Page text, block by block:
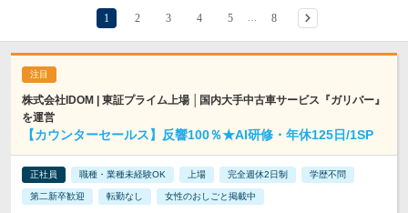
1 2 3 4 5 8
株式会社IDOM | 東証プライム上場 │国内大手中古車サービス『ガリバー』
を運営
【カウンターセールス】反響100％★AI研修・年休125日/1SP
正社員 職種・業種未経験OK 上場 完全週休2日制 学歴不問
第二新卒歓迎 転勤なし 女性のおしごと掲載中